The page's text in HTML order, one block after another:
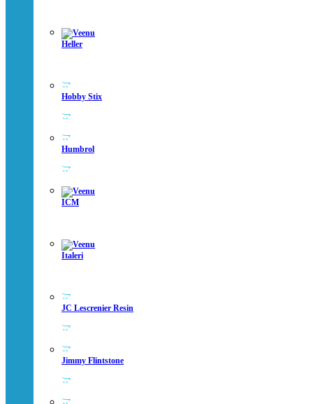
Heller
Hobby Stix
Humbrol
ICM
Italeri
JC Lescrenier Resin
Jimmy Flintstone